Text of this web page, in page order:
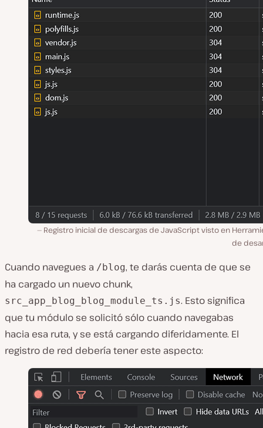
Registro inicial de descargas de JavaScript visto en
de
Cuando navegues a /blog, te darás cuenta de que se
ha cargado un nuevo chunk,
src_app_blog_blog_module_ts.js. Esto significa
que tu módulo se solicitó sólo cuando navegabas
hacia esa ruta, y se está cargando diferidamente. El
registro de red debería tener este aspecto: